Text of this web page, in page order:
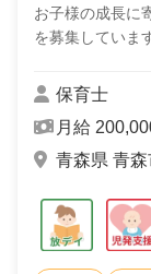
お子様の成長に
を募集していま
いやすい普通車
保育士
月給
青森県 青